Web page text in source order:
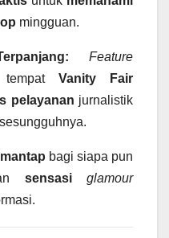
mingguan.
Feature
tempat Vanity Fair
pelayanan jurnalistik
bagi siapa pun
sensasi
glamour